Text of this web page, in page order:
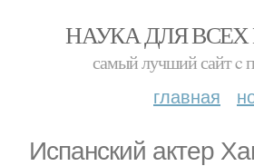
НАУКА ДЛЯ
самый лучший сайт c
главная
Испанский актер